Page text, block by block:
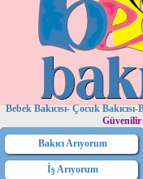
Bebek Bakıcısı- Çocuk
Güvenilir
Bakıcı Arıyorum
İş Arıyorum